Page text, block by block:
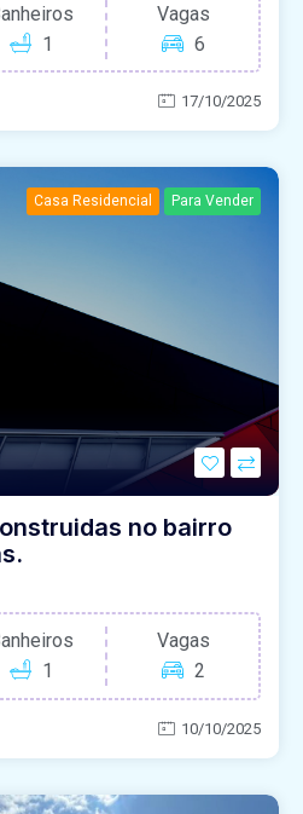
1
Vagas
6
17/10/2025
Casa Residencial Para Vender
no bairro
1
Vagas
2
10/10/2025